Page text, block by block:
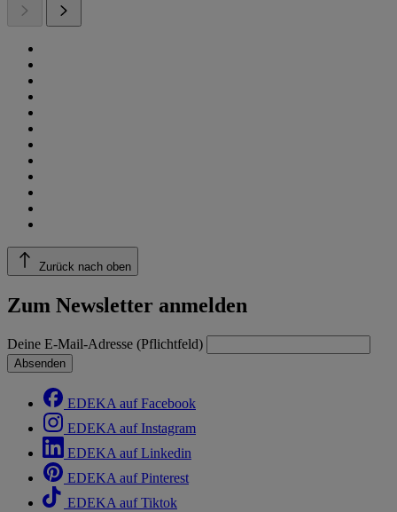
Zurück nach oben
Zum Newsletter anmelden
Deine E-Mail-Adresse (Pflichtfeld)
Absenden
EDEKA auf Facebook
EDEKA auf Instagram
EDEKA auf Linkedin
EDEKA auf Pinterest
EDEKA auf Tiktok